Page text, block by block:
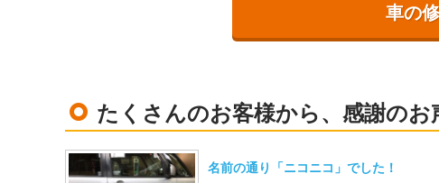
車の
たくさんのお客様から、感謝のお
名前の通り「ニコニコ」でした！